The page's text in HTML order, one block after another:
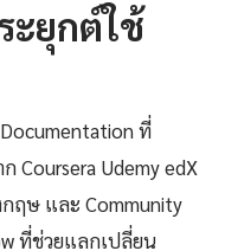
ะยุกต์ใช้
ที่
Coursera Udemy edX
ฤษ และ Community
ที่ช่วยแลกเปลี่ยน